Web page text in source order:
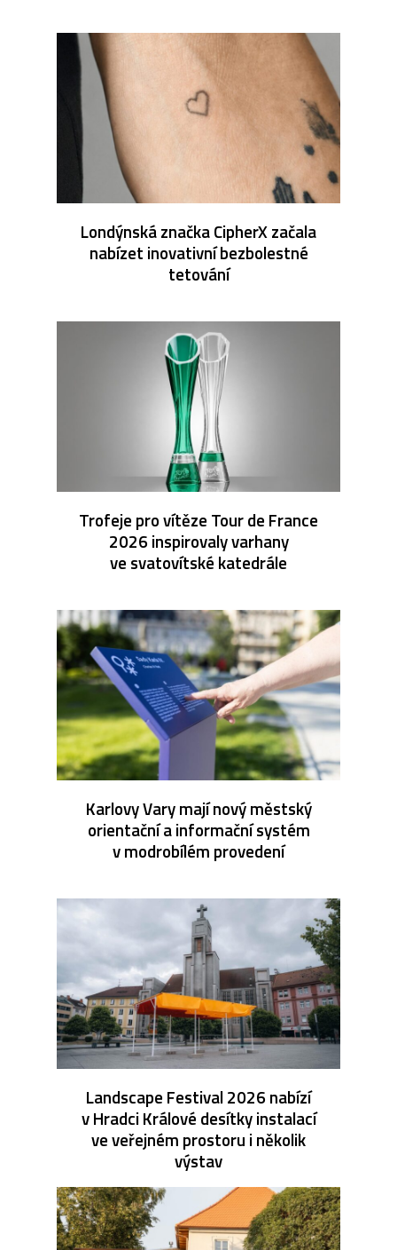
Londýnská značka CipherX začala
nabízet inovativní bezbolestné
tetování
Trofeje pro vítěze Tour de France
2026 inspirovaly varhany
ve svatovítské katedrále
Karlovy Vary mají nový městský
orientační a informační systém
v modrobílém provedení
Landscape Festival 2026 nabízí
v Hradci Králové desítky instalací
ve veřejném prostoru i několik
výstav